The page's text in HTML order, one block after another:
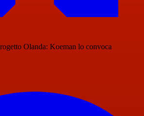
Olanda: Koeman lo convoca